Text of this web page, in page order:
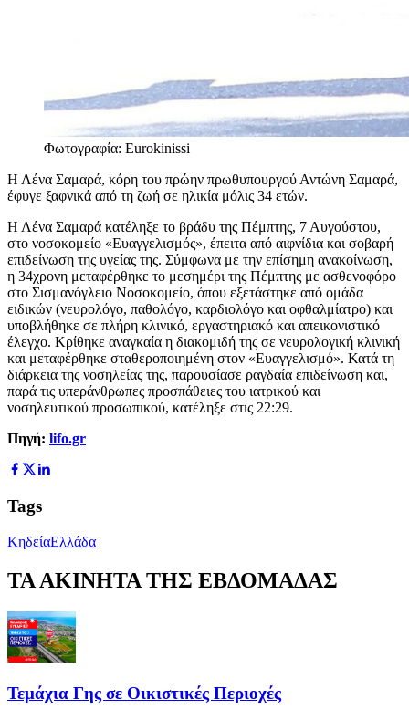
Φωτογραφία: Eurokinissi
Η Λένα Σαμαρά, κόρη του πρώην πρωθυπουργού Αντώνη Σαμαρά,
έφυγε ξαφνικά από τη ζωή σε ηλικία μόλις 34 ετών.
Η Λένα Σαμαρά κατέληξε το βράδυ της Πέμπτης, 7 Αυγούστου,
στο νοσοκομείο «Ευαγγελισμός», έπειτα από αιφνίδια και σοβαρή
επιδείνωση της υγείας της. Σύμφωνα με την επίσημη ανακοίνωση,
η 34χρονη μεταφέρθηκε το μεσημέρι της Πέμπτης με ασθενοφόρο
στο Σισμανόγλειο Νοσοκομείο, όπου εξετάστηκε από ομάδα
ειδικών (νευρολόγο, παθολόγο, καρδιολόγο και οφθαλμίατρο) και
υποβλήθηκε σε πλήρη κλινικό, εργαστηριακό και απεικονιστικό
έλεγχο. Κρίθηκε αναγκαία η διακομιδή της σε νευρολογική κλινική
και μεταφέρθηκε σταθεροποιημένη στον «Ευαγγελισμό». Κατά τη
διάρκεια της νοσηλείας της, παρουσίασε ραγδαία επιδείνωση και,
παρά τις υπεράνθρωπες προσπάθειες του ιατρικού και
νοσηλευτικού προσωπικού, κατέληξε στις 22:29.
Πηγή: lifo.gr
Tags
ΚηδείαΕλλάδα
ΤΑ ΑΚΙΝΗΤΑ ΤΗΣ ΕΒΔΟΜΑΔΑΣ
Τεμάχια Γης σε Οικιστικές Περιοχές